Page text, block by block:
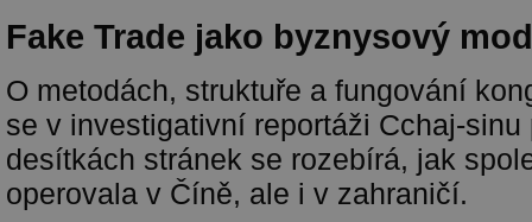
Fake Trade jako byznysový
O metodách, struktuře a fungování
se v investigativní reportáži Cchaj-
desítkách stránek se rozebírá, jak
operovala v Číně, ale i v zahraničí.